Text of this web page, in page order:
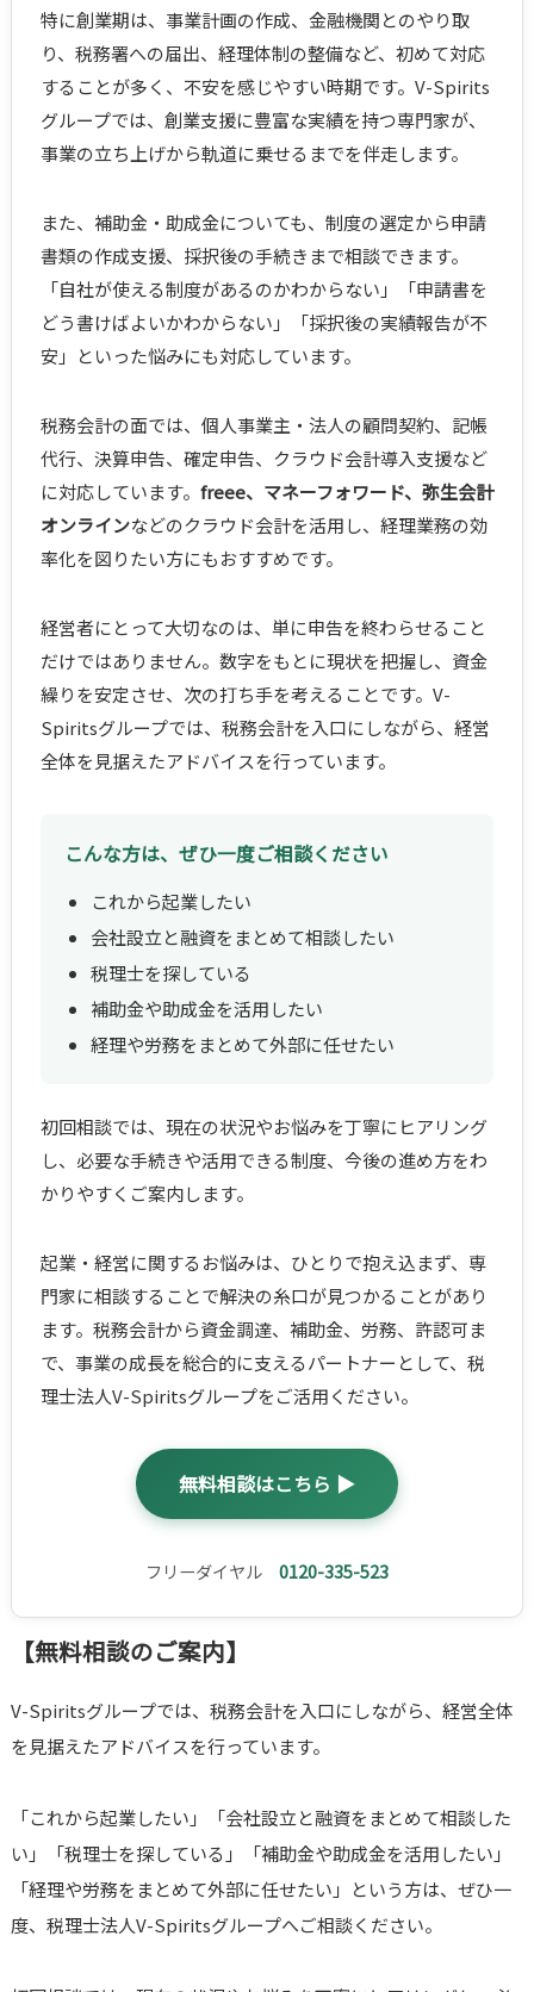
特に創業期は、事業計画の作成、金融機関とのやり取
り、税務署への届出、経理体制の整備など、初めて対応
することが多く、不安を感じやすい時期です。V-Spirits
グループでは、創業支援に豊富な実績を持つ専門家が、
事業の立ち上げから軌道に乗せるまでを伴走します。
また、補助金・助成金についても、制度の選定から申請
書類の作成支援、採択後の手続きまで相談できます。
「自社が使える制度があるのかわからない」「申請書を
どう書けばよいかわからない」「採択後の実績報告が不
安」といった悩みにも対応しています。
税務会計の面では、個人事業主・法人の顧問契約、記帳
代行、決算申告、確定申告、クラウド会計導入支援など
に対応しています。 freee、マネーフォワード、弥生会計
オンラインなどのクラウド会計を活用し、経理業務の効
率化を図りたい方にもおすすめです。
経営者にとって大切なのは、単に申告を終わらせること
だけではありません。数字をもとに現状を把握し、資金
繰りを安定させ、次の打ち手を考えることです。V-
Spiritsグループでは、税務会計を入口にしながら、経営
全体を見据えたアドバイスを行っています。
こんな方は、ぜひ一度ご相談ください
これから起業したい
会社設立と融資をまとめて相談したい
税理士を探している
補助金や助成金を活用したい
経理や労務をまとめて外部に任せたい
初回相談では、現在の状況やお悩みを丁寧にヒアリング
し、必要な手続きや活用できる制度、今後の進め方をわ
かりやすくご案内します。
起業・経営に関するお悩みは、ひとりで抱え込まず、専
門家に相談することで解決の糸口が見つかることがあり
ます。税務会計から資金調達、補助金、労務、許認可ま
で、事業の成長を総合的に支えるパートナーとして、税
理士法人V-Spiritsグループをご活用ください。
無料相談はこちら ▶
フリーダイヤル 0120-335-523
【無料相談のご案内】
V-Spiritsグループでは、税務会計を入口にしながら、経営全体
を見据えたアドバイスを行っています。
「これから起業したい」「会社設立と融資をまとめて相談した
い」「税理士を探している」「補助金や助成金を活用したい」
「経理や労務をまとめて外部に任せたい」という方は、ぜひ一
度、税理士法人V-Spiritsグループへご相談ください。